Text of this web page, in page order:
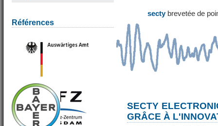
Références
secty brevetée de
SECTY
GRÂCE À